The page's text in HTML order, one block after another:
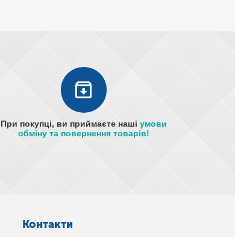
При покупці, ви приймаєте нашіумови
обміну та повернення товарів!
Контакти